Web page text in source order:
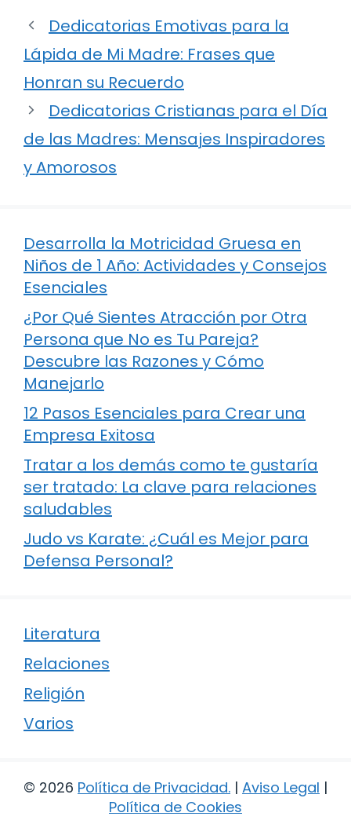
Dedicatorias Emotivas para la
Lápida de Mi Madre: Frases que
Honran su Recuerdo
Dedicatorias Cristianas para el Día
de las Madres: Mensajes Inspiradores
y Amorosos
Desarrolla la Motricidad Gruesa en
Niños de 1 Año: Actividades y Consejos
Esenciales
¿Por Qué Sientes Atracción por Otra
Persona que No es Tu Pareja?
Descubre las Razones y Cómo
Manejarlo
12 Pasos Esenciales para Crear una
Empresa Exitosa
Tratar a los demás como te gustaría
ser tratado: La clave para relaciones
saludables
Judo vs Karate: ¿Cuál es Mejor para
Defensa Personal?
Literatura
Relaciones
Religión
Varios
© 2026 Política de Privacidad. | Aviso Legal |
Política de Cookies